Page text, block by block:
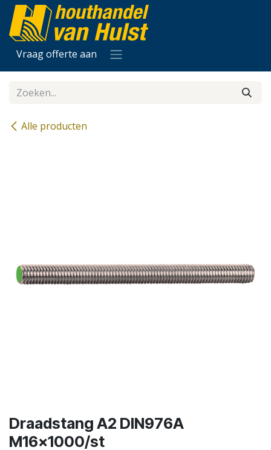
Overslaan naar inhoud
Vraag offerte aan
Alle producten
Draadstang A2 DIN976A
M16x1000/st